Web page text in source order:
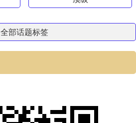
全部话题标签